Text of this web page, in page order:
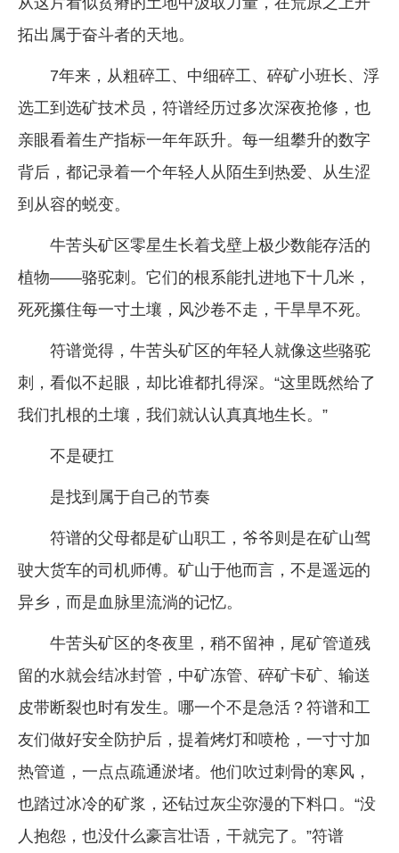
拓出属于奋斗者的天地。
7年来，从粗碎工、中细碎工、碎矿小班长、浮
选工到选矿技术员，符谱经历过多次深夜抢修，也
亲眼看着生产指标一年年跃升。每一组攀升的数字
背后，都记录着一个年轻人从陌生到热爱、从生涩
到从容的蜕变。
牛苦头矿区零星生长着戈壁上极少数能存活的
植物——骆驼刺。它们的根系能扎进地下十几米，
死死攥住每一寸土壤，风沙卷不走，干旱旱不死。
符谱觉得，牛苦头矿区的年轻人就像这些骆驼
刺，看似不起眼，却比谁都扎得深。“这里既然给了
我们扎根的土壤，我们就认认真真地生长。”
不是硬扛
是找到属于自己的节奏
符谱的父母都是矿山职工，爷爷则是在矿山驾
驶大货车的司机师傅。矿山于他而言，不是遥远的
异乡，而是血脉里流淌的记忆。
牛苦头矿区的冬夜里，稍不留神，尾矿管道残
留的水就会结冰封管，中矿冻管、碎矿卡矿、输送
皮带断裂也时有发生。哪一个不是急活？符谱和工
友们做好安全防护后，提着烤灯和喷枪，一寸寸加
热管道，一点点疏通淤堵。他们吹过刺骨的寒风，
也踏过冰冷的矿浆，还钻过灰尘弥漫的下料口。“没
人抱怨，也没什么豪言壮语，干就完了。”符谱